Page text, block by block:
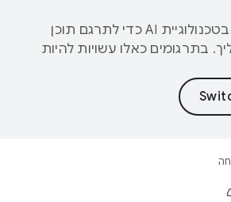
‫Google משתמשת בטכנולוגיית AI כדי לתרגם תוכן
בתרגומים כאלו עשויות להיות